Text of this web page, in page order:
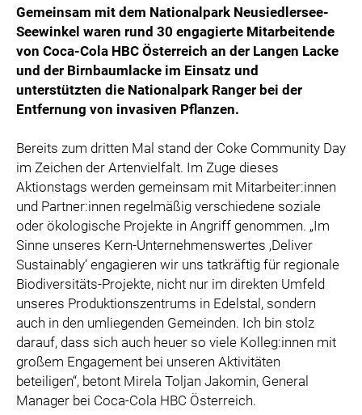
ALFIES
HANNERSBERG
WILHELM-EXNER-MEDAILLEN STIFTUNG
EWP RECYCLING PFAND ÖSTERREICH
IMPERIAL MARKETS
SPECIAL OLYMPICS ÖSTERREICH
MEDIA
LOGOS
COCA COLA
PRESSEKONTAKT
Gemeinsam mit dem Nationalpark Neusiedlersee-
Seewinkel waren rund 30 engagierte Mitarbeitende
von Coca-Cola HBC Österreich an der Langen Lacke
und der Birnbaumlacke im Einsatz und
unterstützten die Nationalpark Ranger bei der
Entfernung von invasiven Pflanzen.
Bereits zum dritten Mal stand der Coke Community Day
im Zeichen der Artenvielfalt. Im Zuge dieses
Aktionstags werden gemeinsam mit Mitarbeiter:innen
und Partner:innen regelmäßig verschiedene soziale
oder ökologische Projekte in Angriff genommen. „Im
Sinne unseres Kern-Unternehmenswertes ‚Deliver
Sustainably‘ engagieren wir uns tatkräftig für regionale
Biodiversitäts-Projekte, nicht nur im direkten Umfeld
unseres Produktionszentrums in Edelstal, sondern
auch in den umliegenden Gemeinden. Ich bin stolz
darauf, dass sich auch heuer so viele Kolleg:innen mit
großem Engagement bei unseren Aktivitäten
beteiligen“, betont Mirela Toljan Jakomin, General
Manager bei Coca-Cola HBC Österreich.